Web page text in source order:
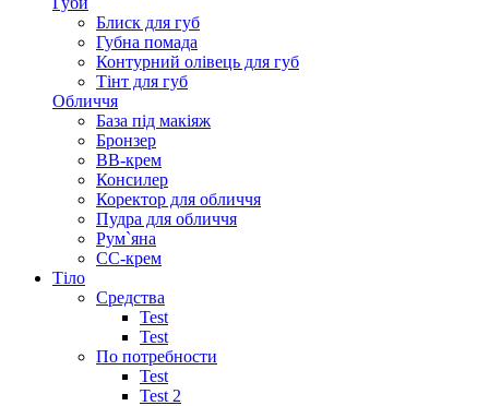
Блиск для губ
Губна помада
Контурний олівець для губ
Тінт для губ
Обличчя
База під макіяж
Бронзер
ВВ-крем
Консилер
Коректор для обличчя
Пудра для обличчя
Рум`яна
СС-крем
Тіло
Средства
Test
Test
По потребности
Test
Test 2